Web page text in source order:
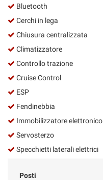
Bluetooth
Cerchi in lega
Chiusura centralizzata
Climatizzatore
Controllo trazione
Cruise Control
ESP
Fendinebbia
Immobilizzatore elettronico
Servosterzo
Specchietti laterali elettrici
Posti